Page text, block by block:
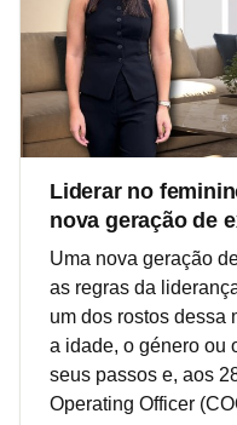
Liderar no
nova geração de
Uma nova geração
as regras da
um dos rostos dessa
a idade, o género ou
seus passos e, aos
Operating Officer